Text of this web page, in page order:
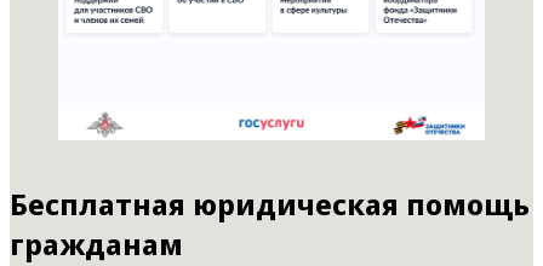
Бесплатная юридическая помощь
гражданам